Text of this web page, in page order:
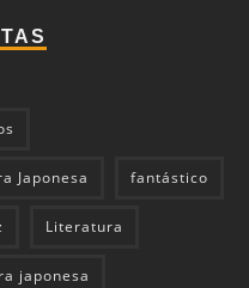
Japonesa fantástico
Literatura
japonesa